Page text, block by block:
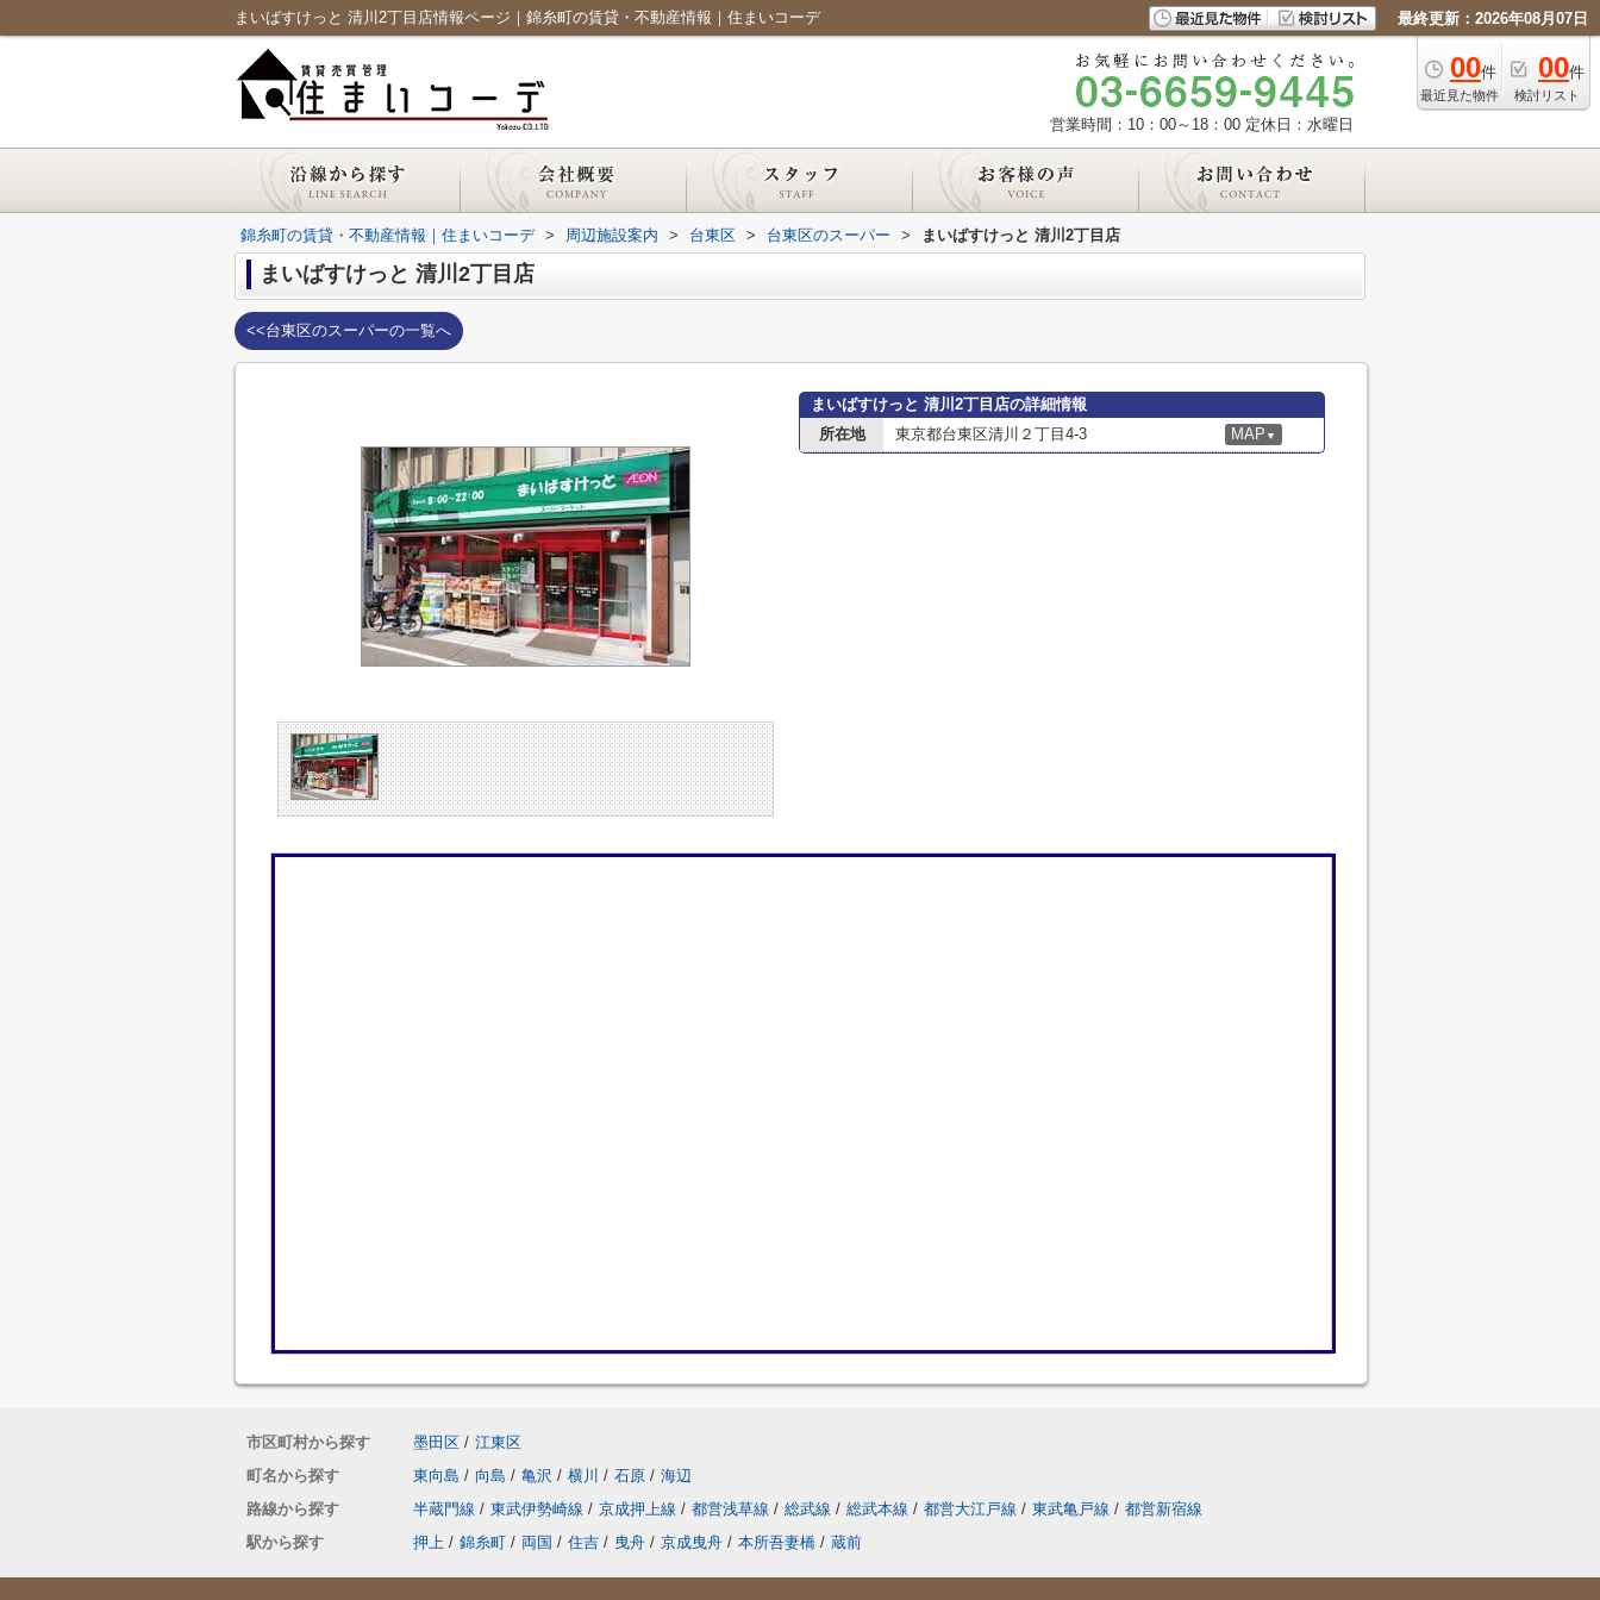
まいばすけっと 清川2丁目店情報ページ｜錦糸町の賃貸・不動産情報｜住まいコーデ 最終更新：2026年08月07日
00件
最近見た物件
00件
検討リスト
営業時間：10：00～18：00 定休日：水曜日
錦糸町の賃貸・不動産情報｜住まいコーデ > 周辺施設案内 > 台東区 > 台東区のスーパー > まいばすけっと 清川2丁目店
まいばすけっと 清川2丁目店
<<台東区のスーパーの一覧へ
まいばすけっと 清川2丁目店の詳細情報
所在地
東京都台東区清川２丁目4-3 MAP ▼
市区町村から探す 墨田区 / 江東区
町名から探す
東向島 / 向島 / 亀沢 / 横川 / 石原 / 海辺
路線から探す
半蔵門線 / 東武伊勢崎線 / 京成押上線 / 都営浅草線 / 総武線 / 総武本線 / 都営大江戸線 / 東武亀戸線 / 都営新宿線
駅から探す
押上 / 錦糸町 / 両国 / 住吉 / 曳舟 / 京成曳舟 / 本所吾妻橋 / 蔵前